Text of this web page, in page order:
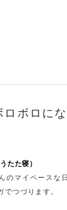
ロボロに
たた寝）
のマイペースな
でつづります。